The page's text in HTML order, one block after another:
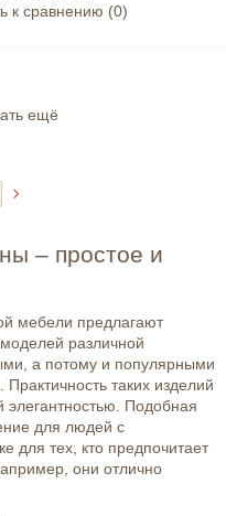
к сравнению (0)
ещё
– простое и
мебели предлагают
различной
а потому и популярными
таких изделий
элегантностью. Подобная
для людей с
для тех, кто предпочитает
они отлично